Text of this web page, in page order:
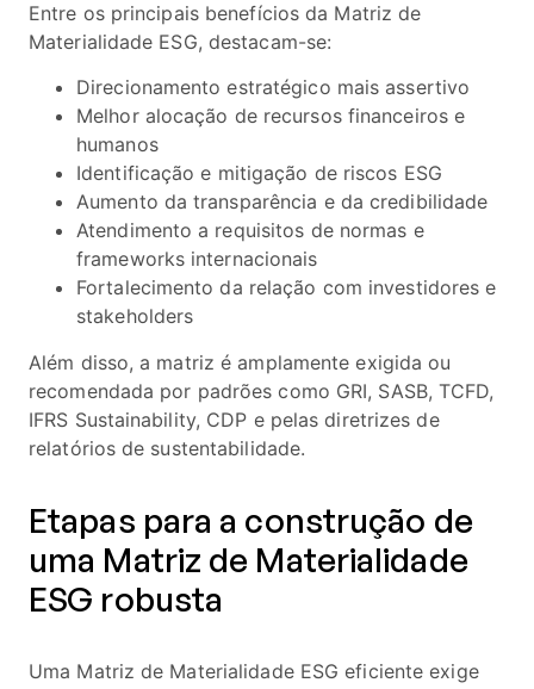
Entre os principais benefícios da Matriz de
Materialidade ESG, destacam-se:
Direcionamento estratégico mais assertivo
Melhor alocação de recursos financeiros e
humanos
Identificação e mitigação de riscos ESG
Aumento da transparência e da credibilidade
Atendimento a requisitos de normas e
frameworks internacionais
Fortalecimento da relação com investidores e
stakeholders
Além disso, a matriz é amplamente exigida ou
recomendada por padrões como GRI, SASB, TCFD,
IFRS Sustainability, CDP e pelas diretrizes de
relatórios de sustentabilidade.
Etapas para a construção de
uma Matriz de Materialidade
ESG robusta
Uma Matriz de Materialidade ESG eficiente exige